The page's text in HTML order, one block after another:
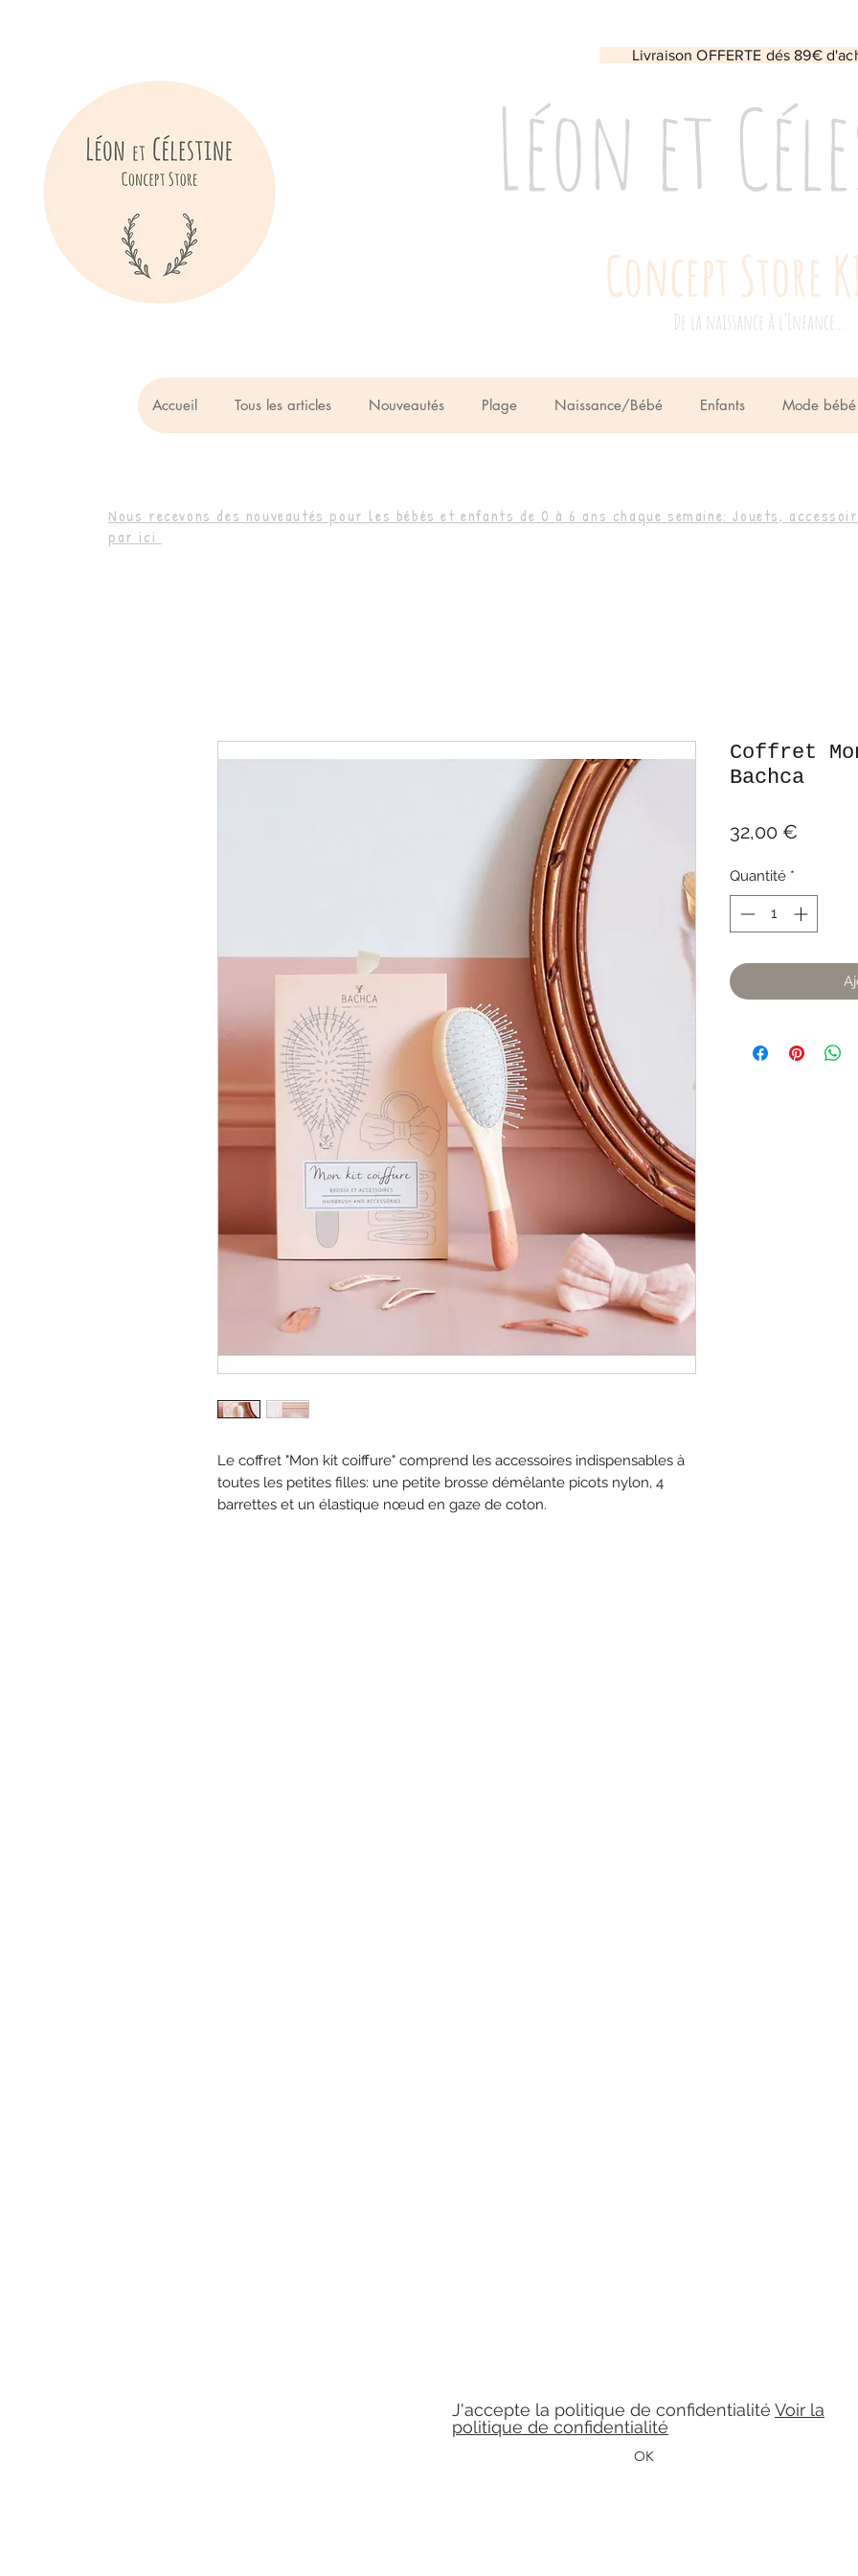
Livraison OFFERTE dés 89€
Léon et
Concept Store
De la naissance à l’Enfance...
Accueil Tous les articles Nouveautés Plage Naissance/Bébé Enfants Mode
Nous recevons des nouveautés pour les bébés et enfants de 0 à 6 ans chaque semaine: Jouets,
par ici
Le coffret "Mon kit coiffure" comprend les accessoires indispensables à
toutes les petites filles: une petite brosse démêlante picots nylon, 4
barrettes et un élastique nœud en gaze de coton.
Coffret
Bachca
32,00 €
Quantité *
J'accepte la politique de confidentialité Voir la
politique de confidentialité
OK